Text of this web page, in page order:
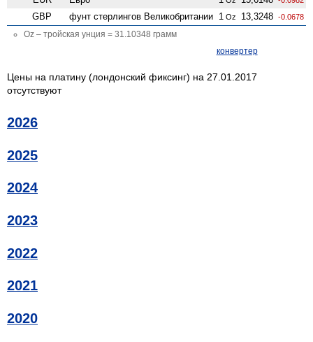
GBP фунт стерлингов Велико­британии 1 Oz 13,3248 -0.0678
Oz – тройская унция = 31.10348 грамм
конвертер
Цены на платину (лондонский фиксинг) на 27.01.2017
отсутствуют
2026
2025
2024
2023
2022
2021
2020